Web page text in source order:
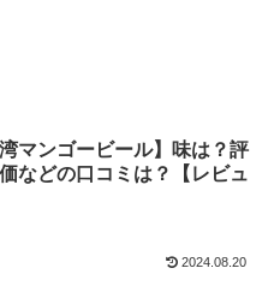
湾マンゴービール】味は？評
などの口コミは？【レビュ
2024.08.20